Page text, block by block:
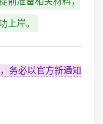
上岸。
务必以官方新通知